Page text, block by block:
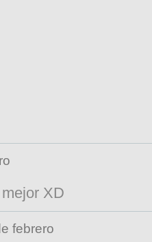
XD
febrero